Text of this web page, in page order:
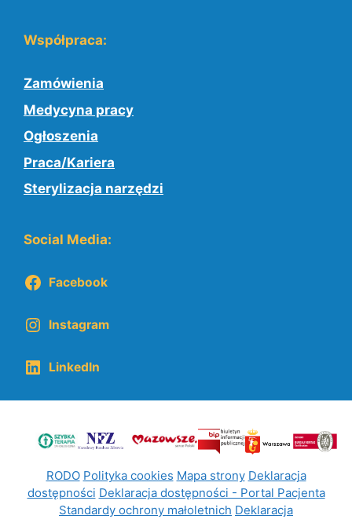
Współpraca:
Zamówienia
Medycyna pracy
Ogłoszenia
Praca/Kariera
Sterylizacja narzędzi
Social Media:
Facebook
Instagram
LinkedIn
RODO Polityka cookies Mapa strony Deklaracja
dostępności Deklaracja dostępności - Portal Pacjenta
Standardy ochrony małoletnich Deklaracja